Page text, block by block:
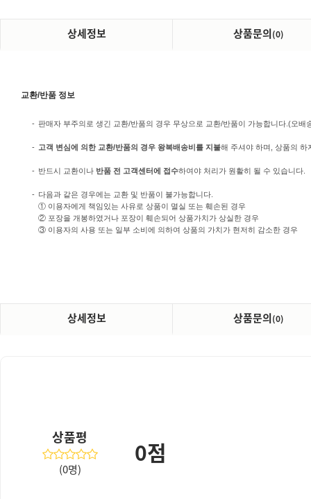
상세정보 상품문의(0)
교환/반품 정보
- 판매자 부주의로 생긴 교환/반품의 경우 무상으로 교환/반품이 가능합니다.(오
- 고객 변심에 의한 교환/반품의 경우 왕복배송비를 지불해 주셔야 하며, 상품의 하
- 반드시 교환이나 반품 전 고객센터에 접수하여야 처리가 원활히 될 수 있습니다.
- 다음과 같은 경우에는 교환 및 반품이 불가능합니다.
① 이용자에게 책임있는 사유로 상품이 멸실 또는 훼손된 경우
② 포장을 개봉하였거나 포장이 훼손되어 상품가치가 상실한 경우
③ 이용자의 사용 또는 일부 소비에 의하여 상품의 가치가 현저히 감소한 경우
상세정보 상품문의(0)
상품평
(0명)
0점